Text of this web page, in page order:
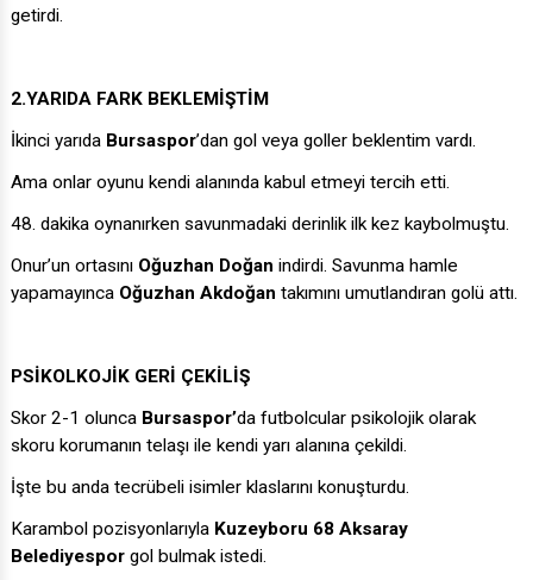
getirdi.
2.YARIDA FARK BEKLEMİŞTİM
İkinci yarıda Bursaspor’dan gol veya goller beklentim vardı.
Ama onlar oyunu kendi alanında kabul etmeyi tercih etti.
48. dakika oynanırken savunmadaki derinlik ilk kez kaybolmuştu.
Onur’un ortasını Oğuzhan Doğan indirdi. Savunma hamle
yapamayınca Oğuzhan Akdoğan takımını umutlandıran golü attı.
PSİKOLKOJİK GERİ ÇEKİLİŞ
Skor 2-1 olunca Bursaspor’da futbolcular psikolojik olarak
skoru korumanın telaşı ile kendi yarı alanına çekildi.
İşte bu anda tecrübeli isimler klaslarını konuşturdu.
Karambol pozisyonlarıyla Kuzeyboru 68 Aksaray
Belediyespor gol bulmak istedi.